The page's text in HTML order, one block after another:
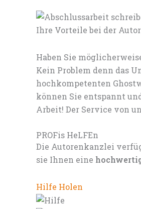
Ihre Vorteile bei der
Haben Sie
Kein Problem denn das
hochkompetenten
können Sie entspannt
Arbeit! Der Service von
PROFis HeLFEn
Die Autorenkanzlei
sie Ihnen eine
Hilfe Holen